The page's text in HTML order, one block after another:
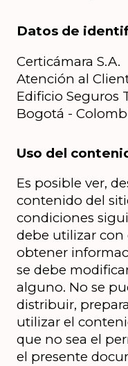
Datos de
Certicámara S.A.
Atención al
Edificio Seguros
Bogotá -
Uso del
Es posible ver,
contenido del
condiciones
debe utilizar
obtener
se debe
alguno. No se
distribuir,
utilizar el
que no sea el
el presente